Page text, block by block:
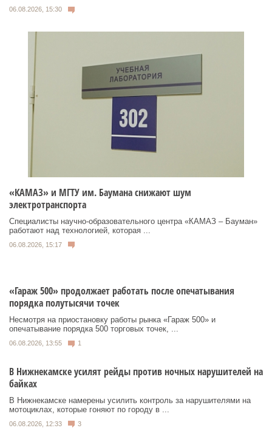
06.08.2026, 15:30
«КАМАЗ» и МГТУ им. Баумана снижают шум
электротранспорта
Специалисты научно-образовательного центра «КАМАЗ – Бауман»
работают над технологией, которая ...
06.08.2026, 15:17
«Гараж 500» продолжает работать после опечатывания
порядка полутысячи точек
Несмотря на приостановку работы рынка «Гараж 500» и
опечатывание порядка 500 торговых точек, ...
06.08.2026, 13:55 1
В Нижнекамске усилят рейды против ночных нарушителей на
байках
В Нижнекамске намерены усилить контроль за нарушителями на
мотоциклах, которые гоняют по городу в ...
06.08.2026, 12:33 3